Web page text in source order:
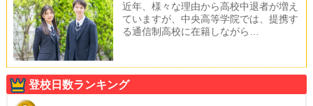
近年、様々な理由から高校中退者が増え
ていますが、中央高等学院では、提携す
る通信制高校に在籍しながら…
登校日数ランキング